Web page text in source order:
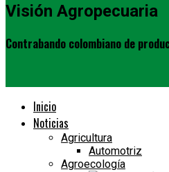
Visión Agropecuaria
Contrabando colombiano de
Inicio
Noticias
Agricultura
Automotriz
Agroecología